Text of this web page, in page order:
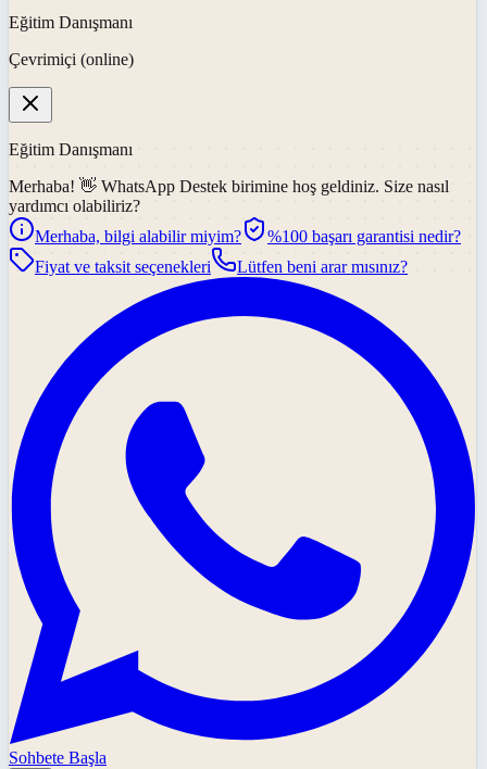
Eğitim Danışmanı
Çevrimiçi (online)
Eğitim Danışmanı
Merhaba! 👋 WhatsApp Destek birimine hoş geldiniz. Size nasıl
yardımcı olabiliriz?
Merhaba, bilgi alabilir miyim?
%100 başarı garantisi nedir?
Fiyat ve taksit seçenekleri
Lütfen beni arar mısınız?
Sohbete Başla